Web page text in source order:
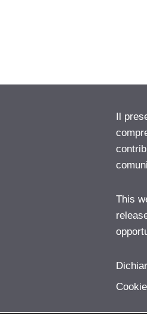
Il
This